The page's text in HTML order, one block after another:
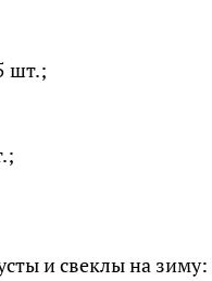
шт.;
и свеклы на зиму: